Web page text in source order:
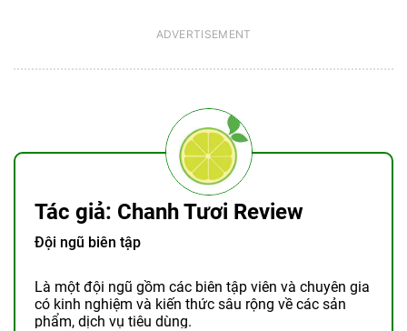
Tác giả: Chanh Tươi Review
Đội ngũ biên tập
Là một đội ngũ gồm các biên tập viên và chuyên gia
có kinh nghiệm và kiến thức sâu rộng về các sản
phẩm, dịch vụ tiêu dùng.